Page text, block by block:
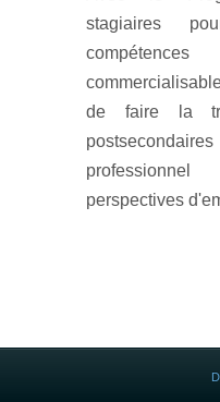
stagiaires
de faire la
perspectives